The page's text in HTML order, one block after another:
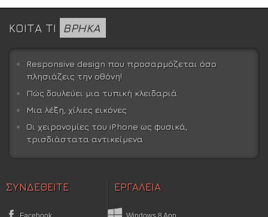
ΚΟΙΤΑ ΤΙ ΒΡΗΚΑ
Responsive design που προσαρμόζεται όσο
πλησιάζεις την οθόνη!
Πώς δουλεύει μια τυπική κλειδαριά
Μια λέξη, χίλιες εικόνες
Οι χειρονομίες του iPhone ως φυσικά,
τρισδιάστατα αντικείμενα
ΣΥΝΔΕΘΕΙΤΕ ΕΡΓΑΛΕΙΑ